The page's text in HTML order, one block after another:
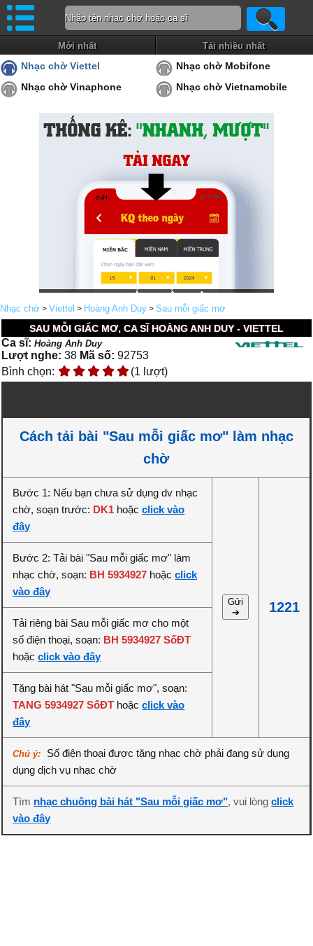
Mới nhất Tải nhiều nhất
Nhạc chờ Viettel
Nhạc chờ Mobifone
Nhạc chờ Vinaphone
Nhạc chờ Vietnamobile
Nhạc chờ > Viettel > Hoàng Anh Duy > Sau mỗi giấc mơ
SAU MỖI GIẤC MƠ, CA SĨ HOÀNG ANH DUY - VIETTEL
Ca sĩ:Hoàng Anh Duy
Lượt nghe: 38 Mã số: 92753
Bình chọn:
(1 lượt)
Cách tải bài "Sau mỗi giấc mơ" làm nhạc
chờ
Bước 1: Nếu bạn chưa sử dụng dv nhạc
chờ, soạn trước: DK1 hoặcclick vào
đây
Gửi
➔
1221
Bước 2: Tải bài "Sau mỗi giấc mơ" làm
nhạc chờ, soạn: BH 5934927 hoặcclick
vào đây
Tải riêng bài Sau mỗi giấc mơ cho một
số điện thoại, soạn: BH 5934927 SốĐT
hoặcclick vào đây
Tặng bài hát "Sau mỗi giấc mơ", soạn:
TANG 5934927 SốĐT hoặcclick vào
đây
Chú ý:
Số điện thoại được tặng nhạc chờ phải đang sử dụng
dụng dịch vụ nhạc chờ
Tìm nhạc chuông bài hát "Sau mỗi giấc mơ", vui lòngclick
vào đây